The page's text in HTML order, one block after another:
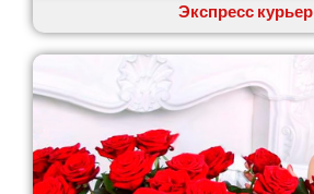
Экспресс курьер